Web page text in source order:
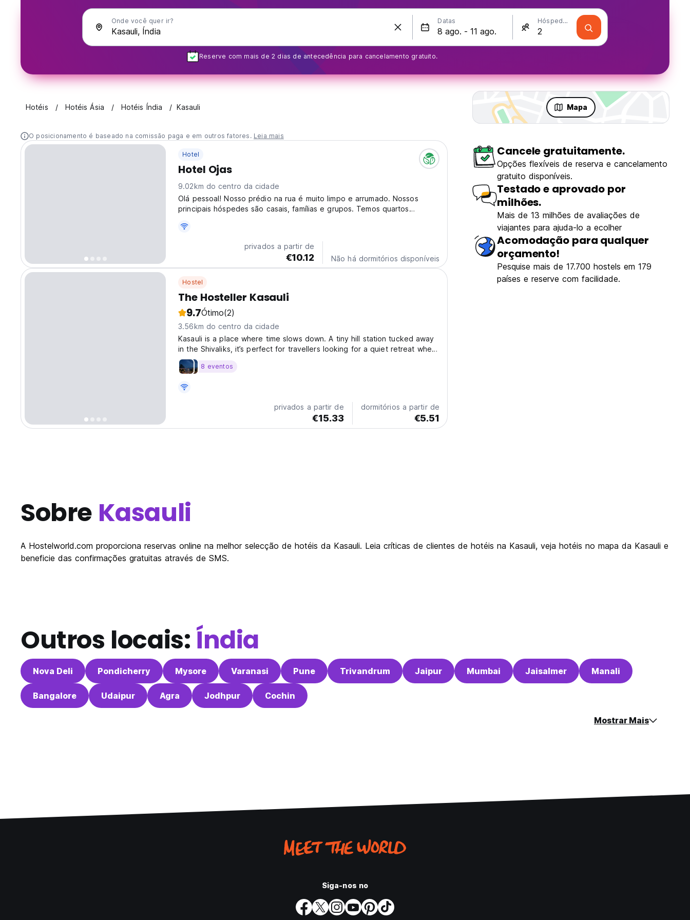
Onde você quer ir? Datas Hóspedes
Reserve com mais de 2 dias de antecedência para cancelamento gratuito.
Hotéis Hotéis Ásia Hotéis Índia Kasauli Mapa
O posicionamento é baseado na comissão paga e em outros fatores. Leia mais
Hotel
Hotel Ojas
9.02km do centro da cidade
Olá pessoal! Nosso prédio na rua é muito limpo e arrumado. Nossos
principais hóspedes são casais, famílias e grupos. Temos quartos
causa da nossa cultura indiana, mas em algumas cidades...
privados a partir de
€10.12 Não há dormitórios disponíveis
Hostel
The Hosteller Kasauli
9.7Ótimo(2)
3.56km do centro da cidade
Kasauli is a place where time slows down. A tiny hill station tucked away
in the Shivaliks, it’s perfect for travellers looking for a quiet retreat where
they don’t have to do much at all. Whether you're on a relaxed family
vacation or a solo escape, Kasauli...
8 eventos
privados a partir de
€15.33
dormitórios a partir de
€5.51
Cancele gratuitamente.
Opções flexíveis de reserva e cancelamento
gratuito disponíveis.
Testado e aprovado por
milhões.
Mais de 13 milhões de avaliações de
viajantes para ajuda-lo a ecolher
Acomodação para qualquer
orçamento!
Pesquise mais de 17.700 hostels em 179
países e reserve com facilidade.
Sobre Kasauli
A Hostelworld.com proporciona reservas online na melhor selecção de hotéis da Kasauli. Leia críticas de clientes de hotéis na Kasauli, veja hotéis no mapa da Kasauli e
beneficie das confirmações gratuitas através de SMS.
Outros locais:Índia
Nova Deli Pondicherry Mysore Varanasi Pune Trivandrum Jaipur Mumbai Jaisalmer Manali
Bangalore Udaipur Agra Jodhpur Cochin
Mostrar Mais
Siga-nos no